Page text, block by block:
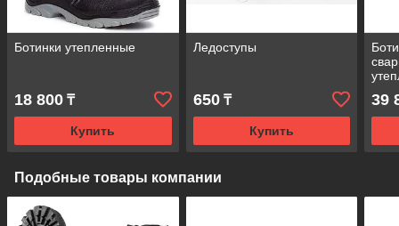
Ботинки утепленные
18 800 ₸
Купить
Ледоступы
650₸
Купить
39
Подобные товары компании